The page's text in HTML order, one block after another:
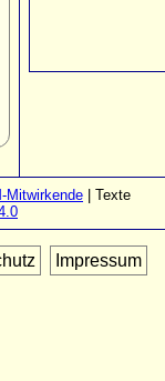
Mitwirkende | Texte
Impressum